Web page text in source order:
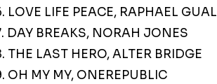
LOVE LIFE PEACE, RAPHAEL
DAY BREAKS, NORAH JONES
THE LAST HERO, ALTER BRIDGE
OH MY MY, ONEREPUBLIC